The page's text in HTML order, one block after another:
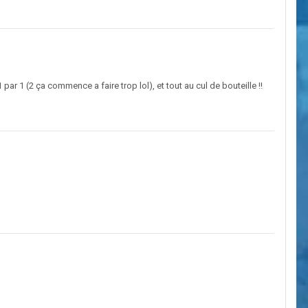
1 (2 ça commence a faire trop lol), et tout au cul de bouteille !!